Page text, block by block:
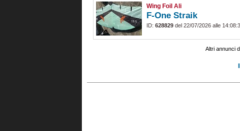
Wing Foil Ali
F-One Straik
ID: 628829del 22/07/2026 alle
Altri annunci